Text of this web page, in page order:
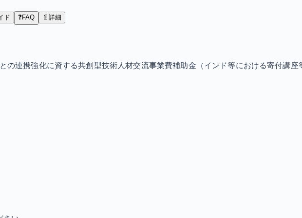
ド ❓FAQ 📄 詳細
の連携強化に資する共創型技術人材交流事業費補助金（インド等における寄付講座